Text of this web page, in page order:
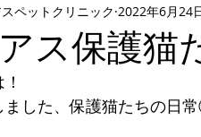
ブログ オープンに向けて
ス保護猫
ペットクリニック 2022年6月24
ました、保護猫たちの日